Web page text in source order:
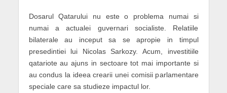
Dosarul Qatarului nu este o problema numai si
numai a actualei guvernari socialiste. Relatiile
bilaterale au inceput sa se apropie in timpul
presedintiei lui Nicolas Sarkozy. Acum, investitiile
qatariote au ajuns in sectoare tot mai importante si
au condus la ideea crearii unei comisii parlamentare
speciale care sa studieze impactul lor.